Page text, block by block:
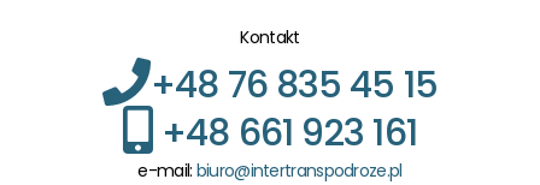
Kontakt
+48 76 835 45 15
+48 661 923 161
e-mail: biuro@intertranspodroze.pl